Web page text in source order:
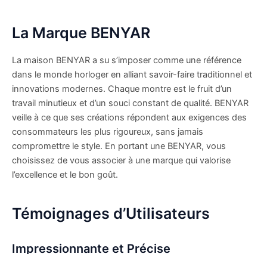
La Marque BENYAR
La maison BENYAR a su s’imposer comme une référence
dans le monde horloger en alliant savoir-faire traditionnel et
innovations modernes. Chaque montre est le fruit d’un
travail minutieux et d’un souci constant de qualité. BENYAR
veille à ce que ses créations répondent aux exigences des
consommateurs les plus rigoureux, sans jamais
compromettre le style. En portant une BENYAR, vous
choisissez de vous associer à une marque qui valorise
l’excellence et le bon goût.
Témoignages d’Utilisateurs
Impressionnante et Précise